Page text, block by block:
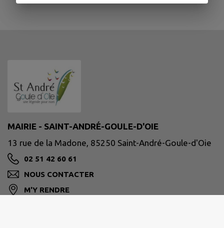
MAIRIE - SAINT-ANDRÉ-GOULE-D'OIE
13 rue de la Madone, 85250 Saint-André-Goule-d'Oie
02 51 42 60 61
NOUS CONTACTER
M'Y RENDRE